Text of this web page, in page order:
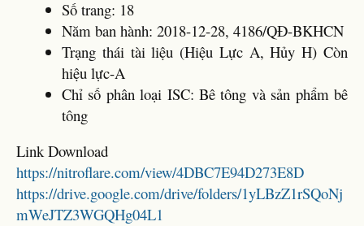
Số trang: 18
Năm ban hành: 2018-12-28, 4186/QĐ-BKHCN
Trạng thái tài liệu (Hiệu Lực A, Hủy H) Còn
hiệu lực-A
Chỉ số phân loại ISC: Bê tông và sản phẩm bê
tông
Link Download
https://nitroflare.com/view/4DBC7E94D273E8D
https://drive.google.com/drive/folders/1yLBzZ1rSQoNj
mWeJTZ3WGQHg04L1